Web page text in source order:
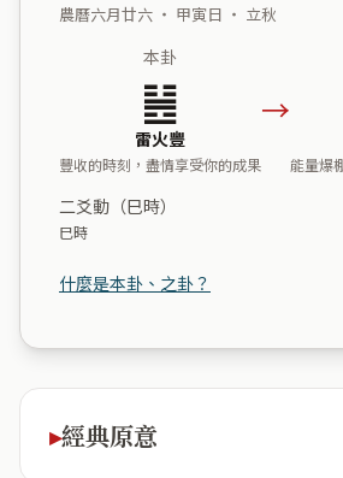
農曆六月廿六 ・ 甲寅日 ・ 立秋
本卦
䷶
雷火豐
豐收的時刻，盡情享受你的成果
→
能量爆
二爻動（巳時）
巳時
什麼是本卦、之卦？
經典原意